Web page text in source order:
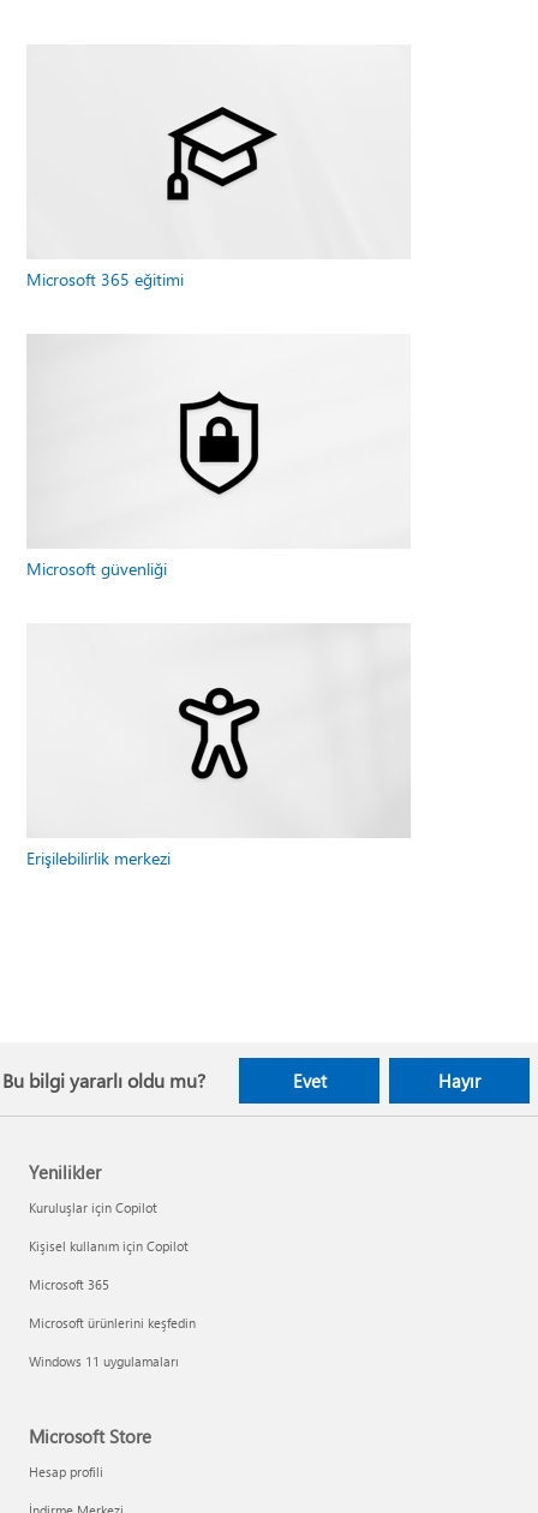
Microsoft 365 eğitimi
Microsoft güvenliği
Erişilebilirlik merkezi
Bu bilgi yararlı oldu mu? Evet Hayır
Yenilikler
Kuruluşlar için Copilot
Kişisel kullanım için Copilot
Microsoft 365
Microsoft ürünlerini keşfedin
Windows 11 uygulamaları
Microsoft Store
Hesap profili